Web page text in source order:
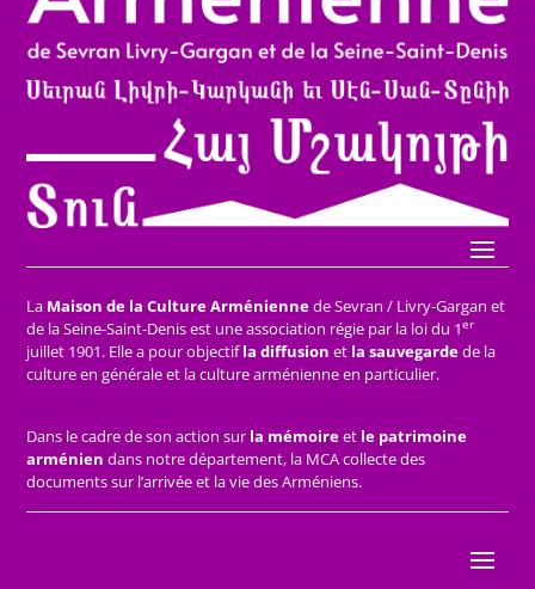
La Maison de la Culture Arméniennede Sevran / Livry-Gargan et
de la Seine-Saint-Denis est une association régie par la loi du 1er
juillet 1901. Elle a pour objectifla diffusion et la sauvegardede la
culture en générale et la culture arménienne en particulier.
Dans le cadre de son action sur la mémoireet le patrimoine
arménien dans notre département, la MCA collecte des
documents sur l’arrivée et la vie des Arméniens.